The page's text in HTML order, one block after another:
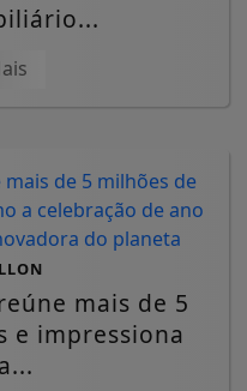
mais de 5
e impressiona